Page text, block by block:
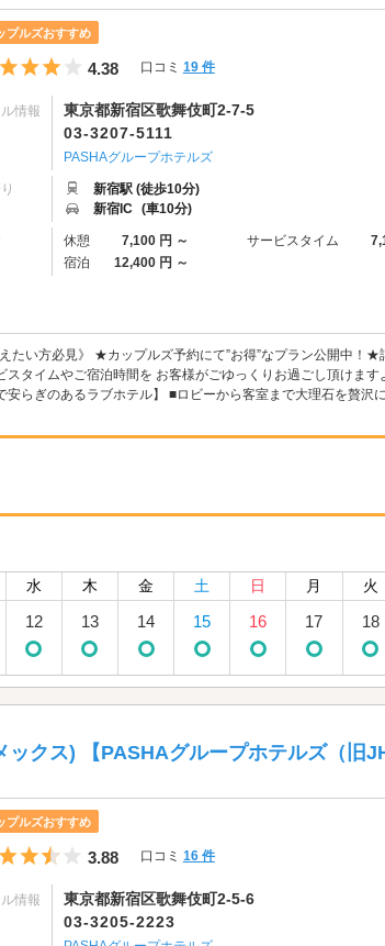
プルズおすすめ
5つ星のうち4
4.38 口コミ 19 件
情報
東京都新宿区歌舞伎町2-7-5
03-3207-5111
PASHAグループホテルズ
新宿駅 (徒歩10分)
新宿IC (車10分)
休憩 7,100 円 ～ サービスタイム
宿泊
12,400 円 ～
えたい方必見》 ★カップルズ予約にて”お得”なプラン公開中！
タイムやご宿泊時間を お客様がごゆっくりお過ごし頂けます
安らぎのあるラブホテル】 ■ロビーから客室まで大理石を贅沢
水 木 金 土 日 月 火
12 13 14 15 16 17 18
クス) 【PASHAグループホテルズ（旧
プルズおすすめ
5つ星のうち3.5
3.88 口コミ 16 件
情報
東京都新宿区歌舞伎町2-5-6
03-3205-2223